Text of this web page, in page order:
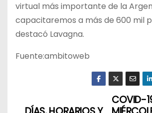
virtual más importante de la
capacitaremos a más de 600 mil
destacó Lavagna.
Fuente:ambitoweb
N
COVID-